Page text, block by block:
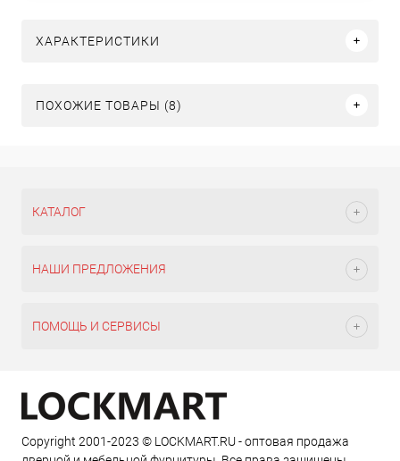
ХАРАКТЕРИСТИКИ
ПОХОЖИЕ ТОВАРЫ (8)
КАТАЛОГ
НАШИ ПРЕДЛОЖЕНИЯ
ПОМОЩЬ И СЕРВИСЫ
Copyright 2001-2023 © LOCKMART.RU - оптовая продажа